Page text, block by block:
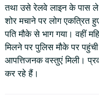
तथा उसे रेलवे लाइन के पास ले
शोर मचाने पर लोग एकत्रित
पति मौके से भाग गया। वहीं
मिलने पर पुलिस मौके पर
आपत्तिजनक वस्तुएं मिली।
कर रहे हैं।